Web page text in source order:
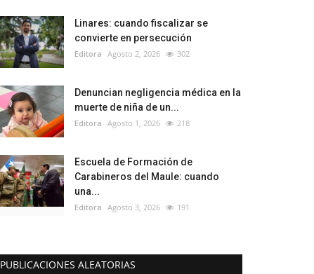
Linares: cuando fiscalizar se
convierte en persecución
Editora Agosto 2, 2026 302
Denuncian negligencia médica en la
muerte de niña de un...
Editora Agosto 1, 2026 218
Escuela de Formación de
Carabineros del Maule: cuando
una...
Editora Agosto 3, 2026 191
PUBLICACIONES ALEATORIAS